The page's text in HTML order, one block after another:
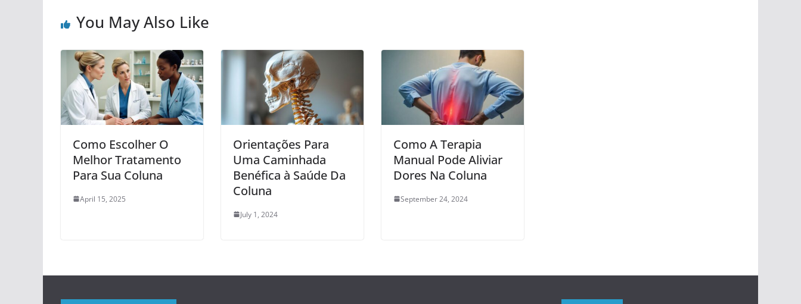
You May Also Like
Como Escolher O
Melhor Tratamento
Para Sua Coluna
April 15, 2025
Orientações Para
Uma Caminhada
Benéfica à Saúde Da
Coluna
July 1, 2024
Como A Terapia
Manual Pode Aliviar
Dores Na Coluna
September 24, 2024